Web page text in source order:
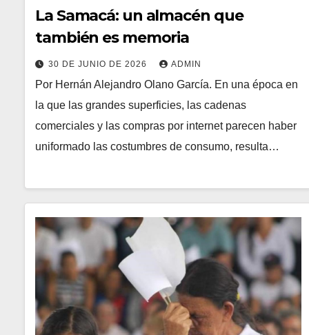
La Samacá: un almacén que
también es memoria
30 DE JUNIO DE 2026 ADMIN
Por Hernán Alejandro Olano García. En una época en
la que las grandes superficies, las cadenas
comerciales y las compras por internet parecen haber
uniformado las costumbres de consumo, resulta…